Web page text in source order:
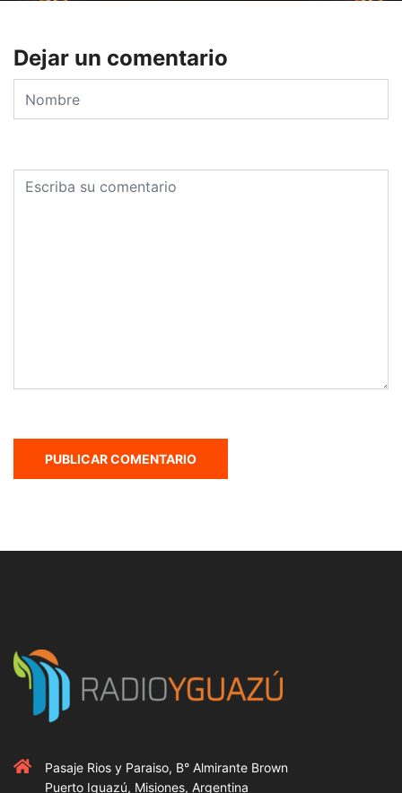
Dejar un comentario
Pasaje Rios y Paraiso, B° Almirante Brown
Puerto Iguazú, Misiones, Argentina